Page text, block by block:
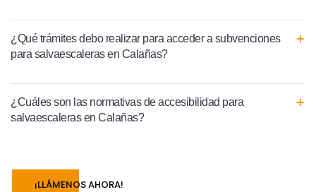
¿Qué trámites debo realizar para acceder a subvenciones
para salvaescaleras en Calañas?
¿Cuáles son las normativas de accesibilidad para
salvaescaleras en Calañas?
¡LLÁMENOS AHORA!